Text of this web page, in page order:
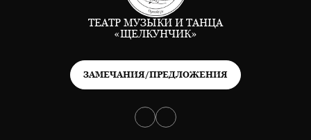
ТЕАТР МУЗЫКИ И ТАНЦА
«ЩЕЛКУНЧИК»
ЗАМЕЧАНИЯ/ПРЕДЛОЖЕНИЯ